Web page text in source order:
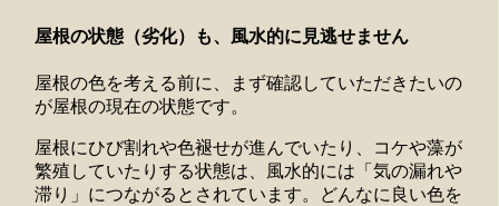
屋根の状態（劣化）も、風水的に見逃せません
屋根の色を考える前に、まず確認していただきたいの
が屋根の現在の状態です。
屋根にひび割れや色褪せが進んでいたり、コケや藻が
繁殖していたりする状態は、風水的には「気の漏れや
滞り」につながるとされています。どんなに良い色を